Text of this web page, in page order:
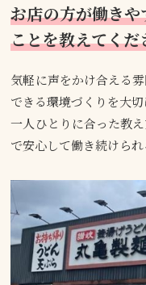
お店の方が働き
ことを教えてくだ
気軽に声をかけ合える
できる環境づくりを大切
一人ひとりに合った教
で安心して働き続けられ